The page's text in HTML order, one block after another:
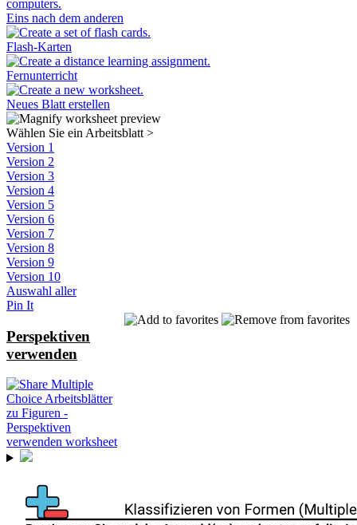
Eins nach dem anderen
Flash-Karten
Fernunterricht
Neues Blatt erstellen
Wählen Sie ein Arbeitsblatt >
Version 1
Version 2
Version 3
Version 4
Version 5
Version 6
Version 7
Version 8
Version 9
Version 10
Auswahl aller
Pin It
Perspektiven
verwenden